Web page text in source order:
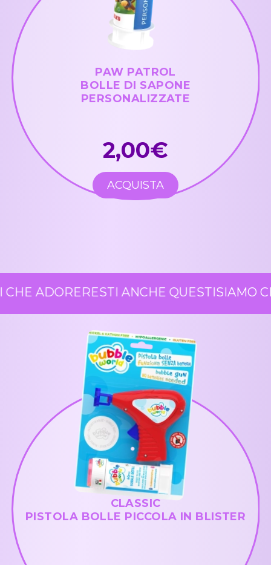
PAW PATROL
BOLLE DI SAPONE
PERSONALIZZATE
2,00€
ACQUISTA
ADORERESTI ANCHE QUESTISIAMO
CLASSIC
PISTOLA BOLLE PICCOLA IN BLISTER